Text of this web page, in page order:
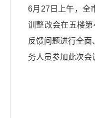
6月27日上午，全
训整改会在五楼
反馈问题进行全
务人员参加此次会